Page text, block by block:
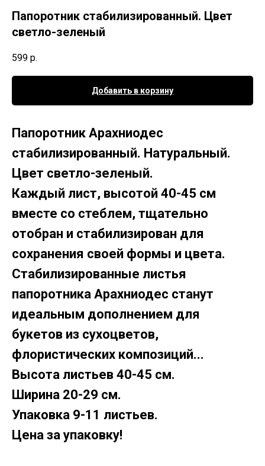
Папоротник стабилизированный. Цвет
светло-зеленый
599 р.
Добавить в корзину
Папоротник Арахниодес
стабилизированный. Натуральный.
Цвет светло-зеленый.
Каждый лист, высотой 40-45 см
вместе со стеблем, тщательно
отобран и стабилизирован для
сохранения своей формы и цвета.
Стабилизированные листья
папоротника Арахниодес станут
идеальным дополнением для
букетов из сухоцветов,
флористических композиций...
Высота листьев 40-45 см.
Ширина 20-29 см.
Упаковка 9-11 листьев.
Цена за упаковку!